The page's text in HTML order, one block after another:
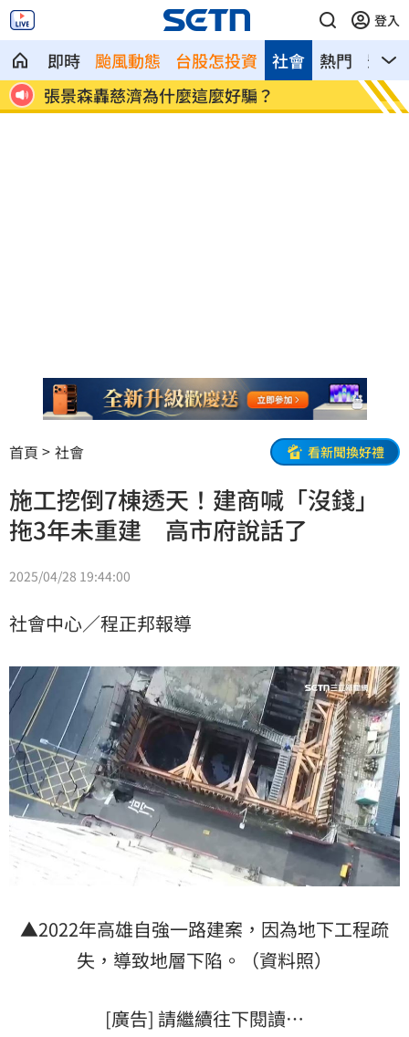
登入
即時 颱風動態 台股怎投資 熱門 影音
社會
重
張景森轟慈濟為什麼這麼好騙？ 柯轟
首頁 社會 看新聞換好禮
施工挖倒7棟透天！建商喊「沒錢」
拖3年未重建 高市府說話了
2025/04/28 19:44:00
社會中心／程正邦報導
▲2022年高雄自強一路建案，因為地下工程疏
失，導致地層下陷。（資料照）
[廣告] 請繼續往下閱讀…